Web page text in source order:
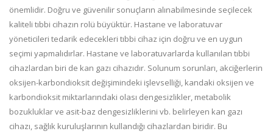
önemlidir. Doğru ve güvenilir sonuçların alınabilmesinde seçilecek
kaliteli tıbbi cihazın rolü büyüktür. Hastane ve laboratuvar
yöneticileri tedarik edecekleri tıbbi cihaz için doğru ve en uygun
seçimi yapmalıdırlar. Hastane ve laboratuvarlarda kullanılan tıbbi
cihazlardan biri de kan gazı cihazıdır. Solunum sorunları, akciğerlerin
oksijen-karbondioksit değişimindeki işlevselliği, kandaki oksijen ve
karbondioksit miktarlarındaki olası dengesizlikler, metabolik
bozukluklar ve asit-baz dengesizliklerini vb. belirleyen kan gazı
cihazı, sağlık kuruluşlarının kullandığı cihazlardan biridir. Bu